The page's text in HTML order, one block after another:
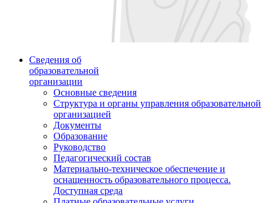
Сведения об
образовательной
организации
Основные сведения
Структура и органы управления образовательной
организацией
Документы
Образование
Руководство
Педагогический состав
Материально-техническое обеспечение и
оснащенность образовательного процесса.
Доступная среда